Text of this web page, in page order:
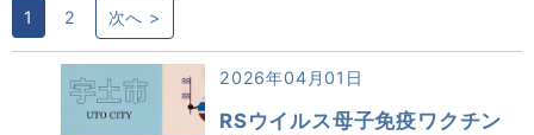
1 2 次へ >
2026年04月01日
RSウイルス母子免疫ワクチン